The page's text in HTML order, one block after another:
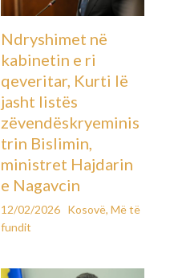
Ndryshimet në
kabinetin e ri
qeveritar, Kurti lë
jasht listës
zëvendëskryeminis
trin Bislimin,
ministret Hajdarin
e Nagavcin
12/02/2026 Kosovë, Më të
fundit